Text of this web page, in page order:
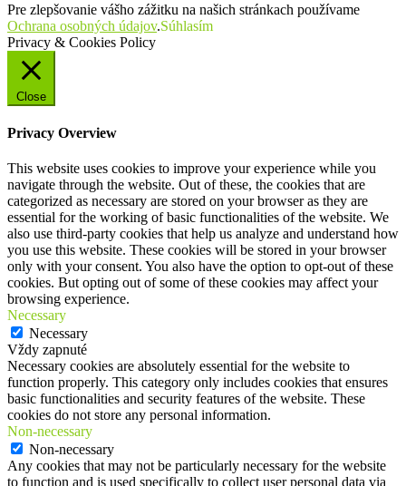
Pre zlepšovanie vášho zážitku na našich stránkach používame
Ochrana osobných údajov.Súhlasím
Privacy & Cookies Policy
Close
Privacy Overview
This website uses cookies to improve your experience while you
navigate through the website. Out of these, the cookies that are
categorized as necessary are stored on your browser as they are
essential for the working of basic functionalities of the website. We
also use third-party cookies that help us analyze and understand how
you use this website. These cookies will be stored in your browser
only with your consent. You also have the option to opt-out of these
cookies. But opting out of some of these cookies may affect your
browsing experience.
Necessary
Necessary
Vždy zapnuté
Necessary cookies are absolutely essential for the website to
function properly. This category only includes cookies that ensures
basic functionalities and security features of the website. These
cookies do not store any personal information.
Non-necessary
Non-necessary
Any cookies that may not be particularly necessary for the website
to function and is used specifically to collect user personal data via